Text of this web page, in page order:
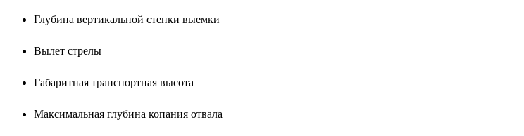
Глубина вертикальной стенки выемки
Вылет стрелы
Габаритная транспортная высота
Максимальная глубина копания отвала